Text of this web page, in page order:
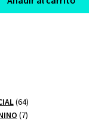
$ 77,00. $ 10,00.
6464
productos
77